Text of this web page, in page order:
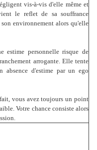
vis-à-vis d'elle même et
le reflet de sa souffrance
environnement alors qu'elle
estime personnelle risque de
arrogante. Elle tente
absence d'estime par un ego
vous avez toujours un point
Votre chance consiste alors